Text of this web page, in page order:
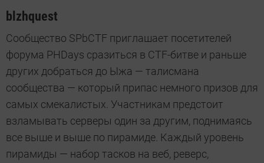
blzhquest
Сообщество SPbCTF приглашает посетителей
форума PHDays сразиться в CTF-битве и раньше
других добраться до Ыжа — талисмана
сообщества — который припас немного призов для
самых смекалистых. Участникам предстоит
взламывать серверы один за другим, поднимаясь
все выше и выше по пирамиде. Каждый уровень
пирамиды — набор тасков на веб, реверс,